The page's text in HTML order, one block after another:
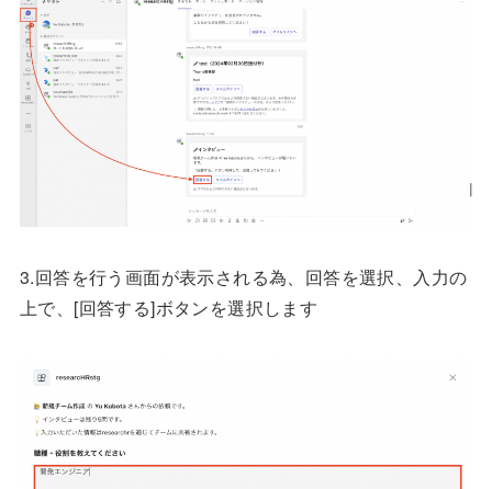
3.回答を行う画面が表示される為、回答を選択、入力の
上で、[回答する]ボタンを選択します